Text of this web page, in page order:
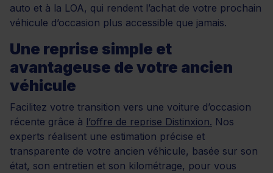
auto et à la LOA, qui rendent l’achat de votre prochain
véhicule d’occasion plus accessible que jamais.
Une reprise simple et
avantageuse de votre ancien
véhicule
Facilitez votre transition vers une voiture d’occasion
récente grâce à l’offre de reprise Distinxion. Nos
experts réalisent une estimation précise et
transparente de votre ancien véhicule, basée sur son
état, son entretien et son kilométrage, pour vous